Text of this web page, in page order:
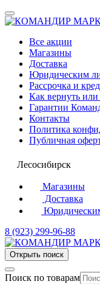
Все акции
Магазины
Доставка
Юридическим
Рассрочка и
Как вернуть или
Гарантии
Контакты
Политика
Публичная
Лесосибирск
Магазины
Доставка
8 (923) 299-96-88
Открыть поиск
Поиск по товарам